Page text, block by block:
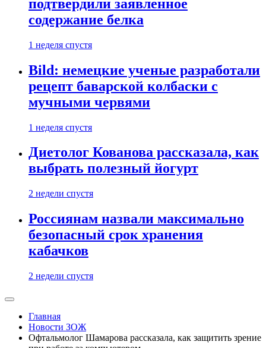
подтвердили заявленное
содержание белка
1 неделя спустя
Bild: немецкие ученые разработали
рецепт баварской колбаски с
мучными червями
1 неделя спустя
Диетолог Кованова рассказала, как
выбрать полезный йогурт
2 недели спустя
Россиянам назвали максимально
безопасный срок хранения
кабачков
2 недели спустя
Главная
Новости ЗОЖ
Офтальмолог Шамарова рассказала, как защитить зрение